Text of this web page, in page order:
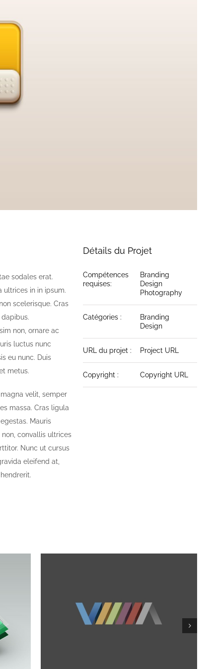
sodales erat.
ultrices in in ipsum.
scelerisque. Cras
non, ornare ac
luctus nunc
eu nunc. Duis
metus.
velit, semper
massa. Cras ligula
Mauris
convallis ultrices
Nunc ut cursus
eleifend at,
Détails du Projet
Compétences
requises:
Branding
Design
Photography
Catégories :
Branding
Design
URL du projet : Project URL
Copyright : Copyright URL